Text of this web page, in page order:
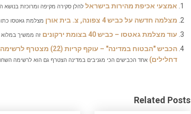
אמצעי אכיפת מהירות בישראל להלן סקירה מקיפה ומרוכזת בנושא
מצלמה חדשה על כביש 4 צפונה, צ. בית אורן מצלמת גאטסו כתומה
עוד מצלמת גאטסו – כביש 40 בצומת ירקונים זה ממשיך
הכביש "הבטוח במדינה" –
דחלילים) אחד הכבישים הכי מגניבים במדינה הצטרף גם הוא לרשימה
Related Posts